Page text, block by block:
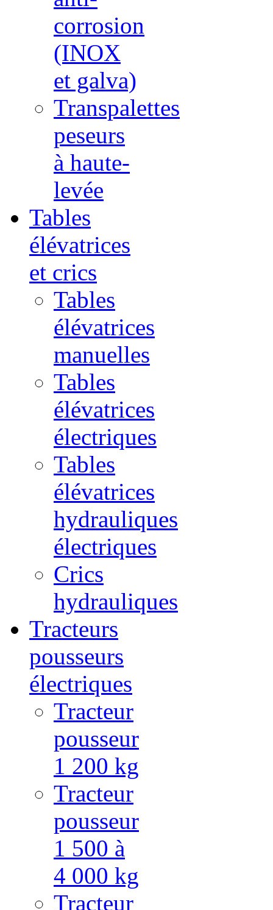
corrosion
(INOX
et galva)
Transpalettes
peseurs
à haute-
levée
Tables
élévatrices
et crics
Tables
élévatrices
manuelles
Tables
élévatrices
électriques
Tables
élévatrices
hydrauliques
électriques
Crics
hydrauliques
Tracteurs
pousseurs
électriques
Tracteur
pousseur
1 200 kg
Tracteur
pousseur
1 500 à
4 000 kg
Tracteur